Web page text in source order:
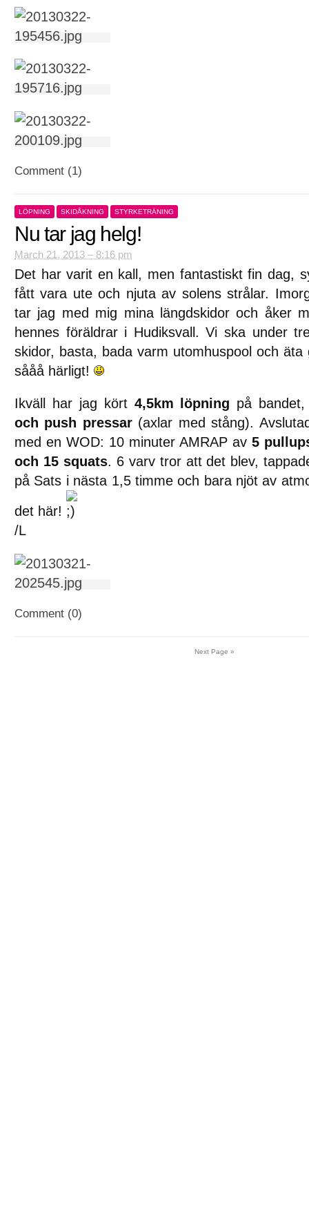
Comment (1)
LÖPNING SKIDÅKNING STYRKETRÄNING
Nu tar jag helg!
March 21, 2013 – 8:16 pm
Det har varit en kall, men fantastiskt fin dag,
fått vara ute och njuta av solens strålar.
tar jag med mig mina längdskidor och åker
hennes föräldrar i Hudiksvall. Vi ska under
skidor, basta, bada varm utomhuspool och
sååå härligt!
Ikväll har jag kört 4,5km löpning på
och push pressar(axlar med stång).
med en WOD: 10 minuter AMRAP av 5
och 15 squats. 6 varv tror att det blev,
på Sats i nästa 1,5 timme och bara njöt av
det här!
/L
Comment (0)
Next Page »